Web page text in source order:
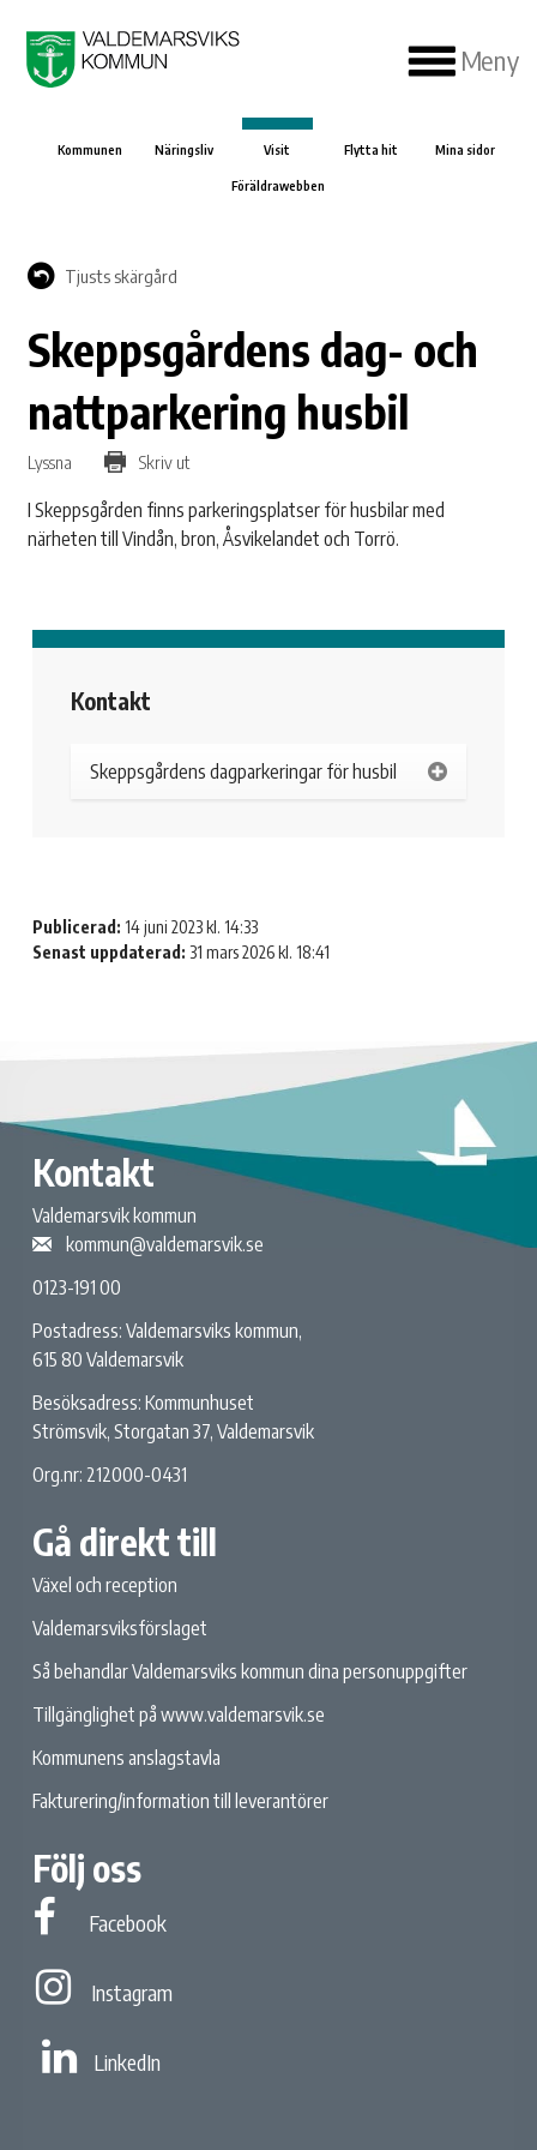
Meny
Kommunen Näringsliv Visit Flytta hit Mina sidor
Föräldrawebben
Tjusts skärgård
Kontakt
Skeppsgårdens dagparkeringar för husbil
Skeppsgårdens dag- och
nattparkering husbil
Lyssna Skriv ut
I Skeppsgården finns parkeringsplatser för husbilar med
närheten till Vindån, bron, Åsvikelandet och Torrö.
Publicerad: 14 juni 2023 kl. 14:33
Senast uppdaterad: 31 mars 2026 kl. 18:41
Kontakt
Valdemarsvik kommun
kommun@valdemarsvik.se
0123-191 00
Postadress: Valdemarsviks kommun,
615 80 Valdemarsvik
Besöksadress: Kommunhuset
Strömsvik, Storgatan 37, Valdemarsvik
Org.nr: 212000-0431
Gå direkt till
Växel och reception
Valdemarsviksförslaget
Så behandlar Valdemarsviks kommun dina personuppgifter
Tillgänglighet på www.valdemarsvik.se
Kommunens anslagstavla
Fakturering/information till leverantörer
Följ oss
Facebook
Facebook
Instagram
Instagram
LinkedIn
Linked In